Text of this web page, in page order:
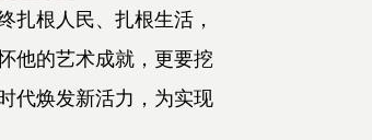
根人民、扎根生活，
他的艺术成就，更要挖
代焕发新活力，为实现